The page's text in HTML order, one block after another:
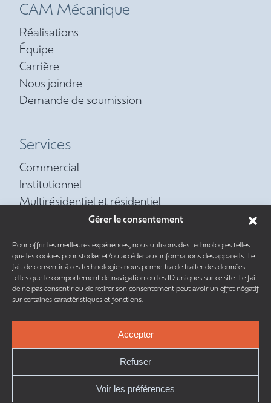
Gérer le consentement
Pour offrir les meilleures expériences, nous utilisons des technologies telles
que les cookies pour stocker et/ou accéder aux informations des appareils. Le
fait de consentir à ces technologies nous permettra de traiter des données
telles que le comportement de navigation ou les ID uniques sur ce site. Le fait
de ne pas consentir ou de retirer son consentement peut avoir un effet négatif
sur certaines caractéristiques et fonctions.
Accepter
Refuser
Voir les préférences
CAM Mécanique
Réalisations
Équipe
Carrière
Nous joindre
Demande de soumission
Services
Commercial
Institutionnel
Multirésidentiel et résidentiel
Contrat d’entretien préventif
Tuyauterie
Ce site est protégé par reCAPTCHA. Lesrègles de confidentialité
conditions d’utilisationde Google s’appliquent.
TOUS DROITS RÉSERVÉS © 2026 | CAM MÉCANIQUE INC. |